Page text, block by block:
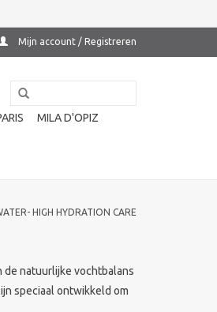
Mijn account / Registreren
MILA D'OPIZ
HIGH HYDRATION CARE
natuurlijke vochtbalans
speciaal ontwikkeld om